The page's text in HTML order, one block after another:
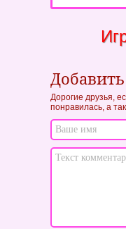
Дорогие друзья,
понравилась, а